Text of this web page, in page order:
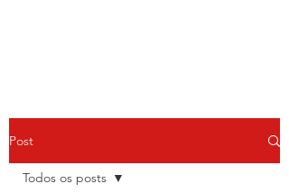
Post
Todos os posts